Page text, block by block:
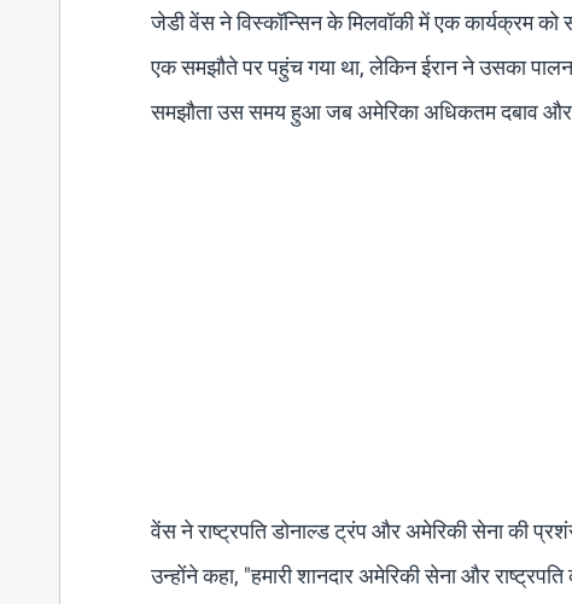
जेडी वेंस ने विस्कॉन्सिन के मिलवॉकी में एक कार्यक्रम
एक समझौते पर पहुंच गया था, लेकिन ईरान ने उसका
समझौता उस समय हुआ जब अमेरिका अधिकतम दबाव
वेंस ने राष्ट्रपति डोनाल्ड ट्रंप और अमेरिकी सेना की
उन्होंने कहा, "हमारी शानदार अमेरिकी सेना और